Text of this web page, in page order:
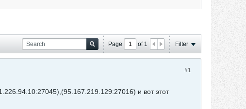
Page of 1 Filter
#1
и вот этот